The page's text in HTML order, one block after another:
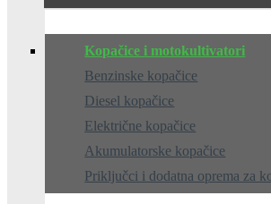
Kopačice i motokultivatori
Benzinske kopačice
Diesel kopačice
Električne kopačice
Akumulatorske kopačice
Priključci i dodatna oprema za